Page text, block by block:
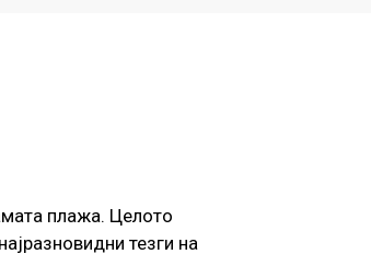
плажа. Целото
тезги на